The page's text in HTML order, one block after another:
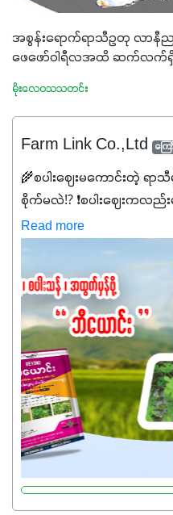
အစွန်းရောက်ရာသီဥတု လာနီည
ဖေဖော်ဝါရီလအထိ ဆက်လက်ရှိ
မိုးလေဝသသတင်း
Farm Link Co.,Ltd ကြေ
🌾စပါးဈေးမကောင်းတဲ့
စိုက်မလဲ⁉️ ❗စပါးဈေးကလည်
ကလည်း တက်နေတဲ့ဒီလိုအချိန်မှာ
အထွက်နှုန်းကို ထိန်းထားနိုင်မှ
ကြောင့် ကိုယ်သုံးသမျှ ကိုယ့်
အရည်အသွေးစိတ်ချရတဲ့ သွင်း
သုံးသင့်ပါတယ်။
Read more